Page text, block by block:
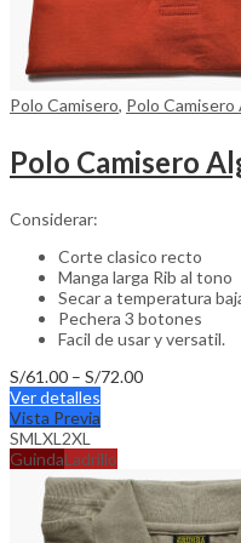
Polo Camisero, Polo Camisero
Polo Camisero
Considerar:
Corte clasico recto
Manga larga Rib al tono
Secar a temperatura
Pechera 3 botones
Facil de usar y versatil.
S/61.00 – S/72.00Price
Ver detalles
multiple
variants.
The
options
Vista Previa
SML XL 2XL
GuindaLadrillo